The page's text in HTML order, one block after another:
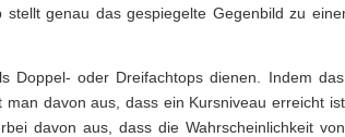
stellt genau das gespiegelte Gegenbild zu
Doppel- oder Dreifachtops dienen. Indem
davon aus, dass ein Kursniveau erreicht
davon aus, dass die Wahrscheinlichkeit